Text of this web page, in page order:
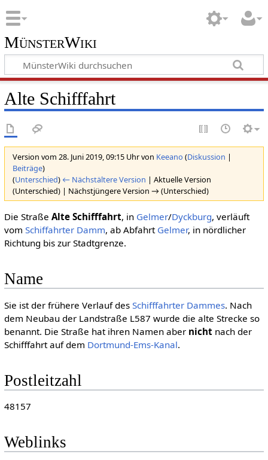
MünsterWiki
Alte Schifffahrt
Version vom 28. Juni 2019, 09:15 Uhr von Keeano (Diskussion |
Beiträge)
(Unterschied) ← Nächstältere Version | Aktuelle Version
(Unterschied) | Nächstjüngere Version → (Unterschied)
Die Straße Alte Schifffahrt, in Gelmer/Dyckburg, verläuft
vom Schiffahrter Damm, ab Abfahrt Gelmer, in nördlicher
Richtung bis zur Stadtgrenze.
Name
Sie ist der frühere Verlauf des Schifffahrter Dammes. Nach
dem Neubau der Landstraße L587 wurde die alte Strecke so
benannt. Die Straße hat ihren Namen aber nichtnach der
Schifffahrt auf dem Dortmund-Ems-Kanal.
Postleitzahl
48157
Weblinks